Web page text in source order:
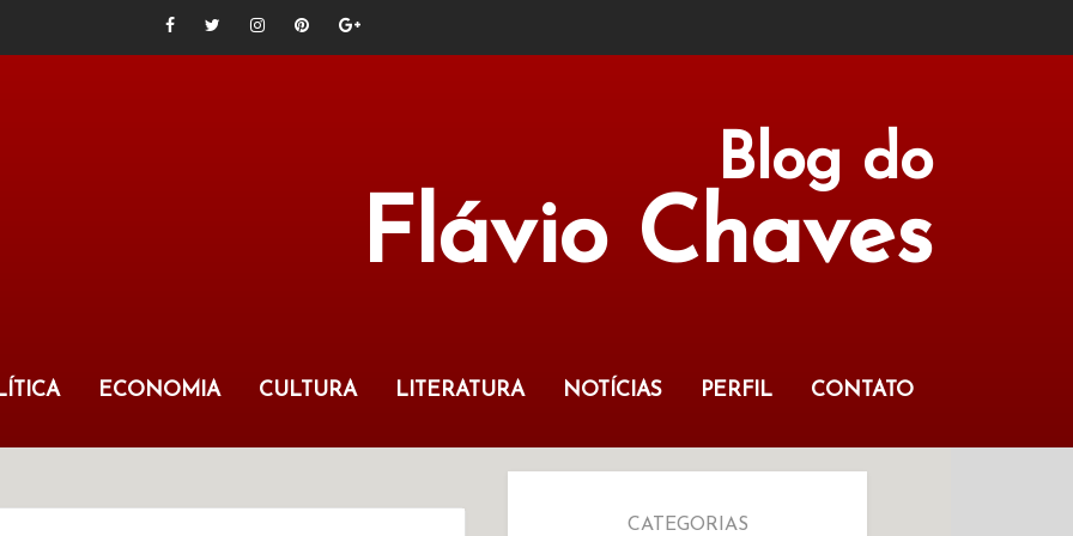
Blog do
Flávio Chaves
ECONOMIA CULTURA LITERATURA NOTÍCIAS PERFIL CONTATO
CATEGORIAS